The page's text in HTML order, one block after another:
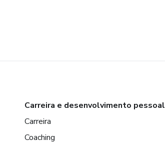
Carreira e desenvolvimento pessoal
Carreira
Coaching